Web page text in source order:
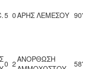
5 0ΑΡΗΣ ΛΕΜΕΣΟΥ 90'
0 2ΑΝΟΡΘΩΣΗ
58'